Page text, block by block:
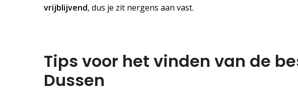
vrijblijvend, dus je zit nergens aan vast.
Tips voor het vinden van de
Dussen